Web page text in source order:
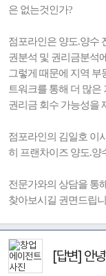
은 없는것인가?
점포라인은 양도.양수
권분석 및 권리금분석
그렇게 때문에 지역 부
트워크를 통해 더 많은
권리금 회수 가능성을
점포라인의 김일호 이
히 프랜차이즈 양도.양
전문가와의 상담을 통
찾아보시길 권면드립
[답변] 안